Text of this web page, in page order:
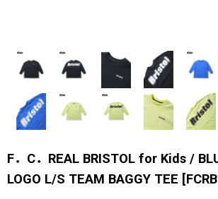
F．C．REAL BRISTOL for Kids /
LOGO L/S TEAM BAGGY TEE [